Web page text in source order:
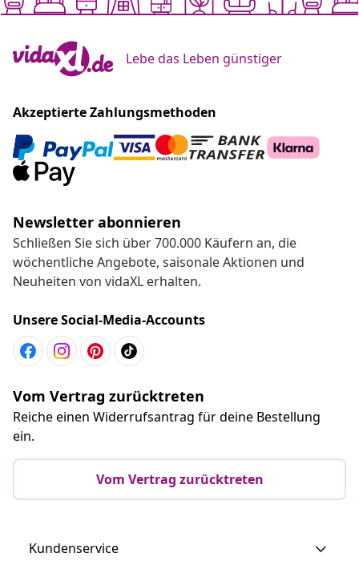
Lebe das Leben günstiger
Akzeptierte Zahlungsmethoden
Newsletter abonnieren
Schließen Sie sich über 700.000 Käufern an, die
wöchentliche Angebote, saisonale Aktionen und
Neuheiten von vidaXL erhalten.
Unsere Social-Media-Accounts
Vom Vertrag zurücktreten
Reiche einen Widerrufsantrag für deine Bestellung
ein.
Vom Vertrag zurücktreten
Kundenservice